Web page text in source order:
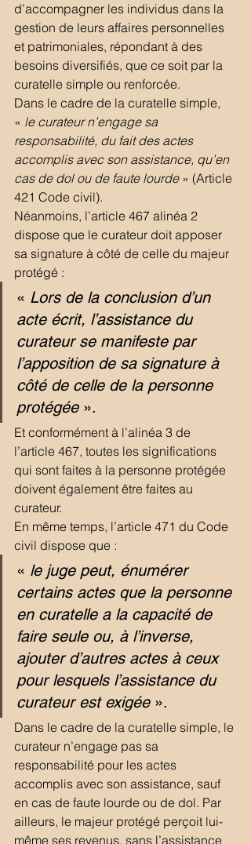
d’accompagner les individus dans la
gestion de leurs affaires personnelles
et patrimoniales, répondant à des
besoins diversifiés, que ce soit par la
curatelle simple ou renforcée.
Dans le cadre de la curatelle simple,
« le curateur n’engage sa
responsabilité, du fait des actes
accomplis avec son assistance, qu’en
cas de dol ou de faute lourde » (Article
421 Code civil).
Néanmoins, l’article 467 alinéa 2
dispose que le curateur doit apposer
sa signature à côté de celle du majeur
protégé :
« Lors de la conclusion d’un
acte écrit, l’assistance du
curateur se manifeste par
l’apposition de sa signature à
côté de celle de la personne
protégée ».
Et conformément à l’alinéa 3 de
l’article 467, toutes les significations
qui sont faites à la personne protégée
doivent également être faites au
curateur.
En même temps, l’article 471 du Code
civil dispose que :
« le juge peut, énumérer
certains actes que la personne
en curatelle a la capacité de
faire seule ou, à l’inverse,
ajouter d’autres actes à ceux
pour lesquels l’assistance du
curateur est exigée ».
Dans le cadre de la curatelle simple, le
curateur n’engage pas sa
responsabilité pour les actes
accomplis avec son assistance, sauf
en cas de faute lourde ou de dol. Par
ailleurs, le majeur protégé perçoit lui-
même ses revenus, sans l’assistance